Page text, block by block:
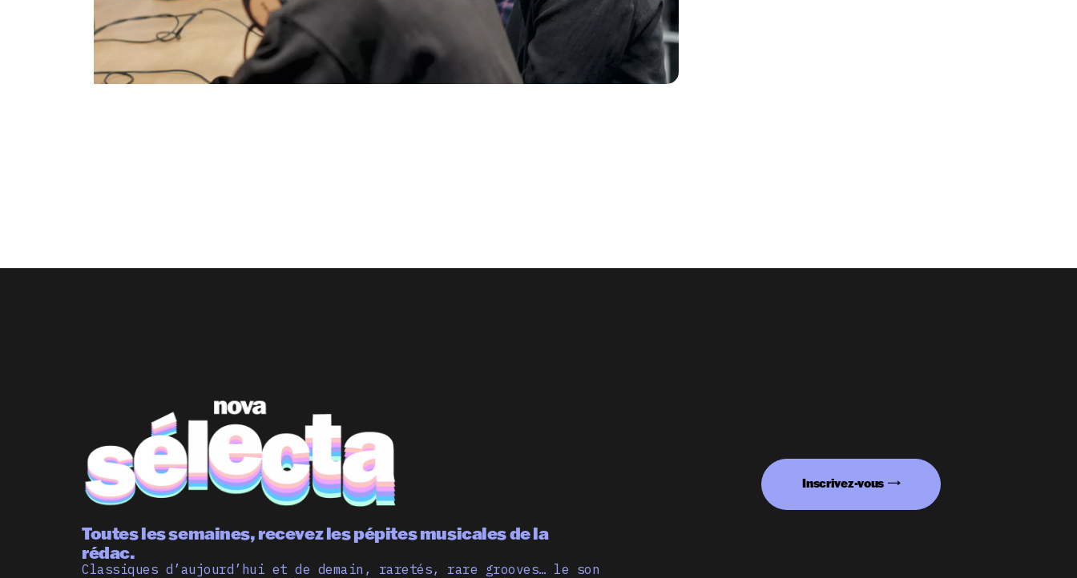
Toutes les semaines, recevez les pépites musicales de la
rédac.
Classiques d’aujourd’hui et de demain, raretés, rare grooves… le son
Inscrivez-vous